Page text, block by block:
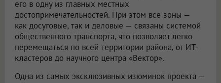
его в одну из главных местных
достопримечательностей. При этом все зоны —
как досуговые, так и деловые — связаны системой
общественного транспорта, что позволяет легко
перемещаться по всей территории района, от ИТ-
кластеров до научного центра «Вектор».
Одна из самых эксклюзивных изюминок проекта —